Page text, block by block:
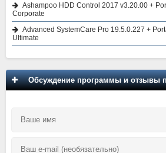
Ashampoo HDD Control 2017 v3.20.00 +
Corporate
Advanced SystemCare Pro 19.5.0.227 +
Ultimate
Обсуждение программы и отзывы